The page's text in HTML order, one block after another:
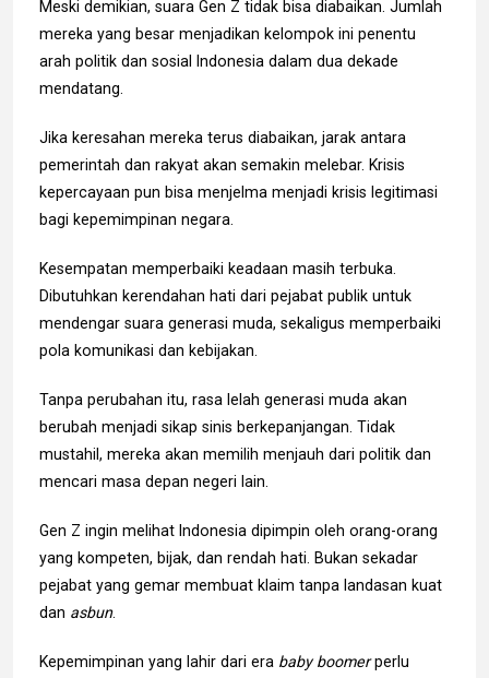
Meski demikian, suara Gen Z tidak bisa diabaikan. Jumlah
mereka yang besar menjadikan kelompok ini penentu
arah politik dan sosial Indonesia dalam dua dekade
mendatang.
Jika keresahan mereka terus diabaikan, jarak antara
pemerintah dan rakyat akan semakin melebar. Krisis
kepercayaan pun bisa menjelma menjadi krisis legitimasi
bagi kepemimpinan negara.
Kesempatan memperbaiki keadaan masih terbuka.
Dibutuhkan kerendahan hati dari pejabat publik untuk
mendengar suara generasi muda, sekaligus memperbaiki
pola komunikasi dan kebijakan.
Tanpa perubahan itu, rasa lelah generasi muda akan
berubah menjadi sikap sinis berkepanjangan. Tidak
mustahil, mereka akan memilih menjauh dari politik dan
mencari masa depan negeri lain.
Gen Z ingin melihat Indonesia dipimpin oleh orang-orang
yang kompeten, bijak, dan rendah hati. Bukan sekadar
pejabat yang gemar membuat klaim tanpa landasan kuat
dan asbun.
Kepemimpinan yang lahir dari era baby boomerperlu